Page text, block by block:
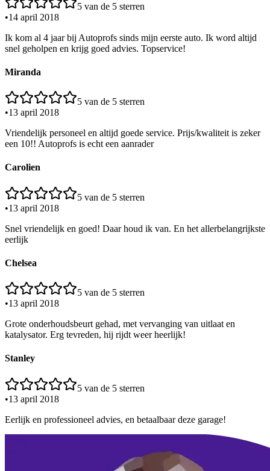
5 van de 5 sterren
•14 april 2018
Ik kom al 4 jaar bij Autoprofs sinds mijn eerste auto. Ik word altijd
snel geholpen en krijg goed advies. Topservice!
Miranda
5 van de 5 sterren
•13 april 2018
Vriendelijk personeel en altijd goede service. Prijs/kwaliteit is zeker
een 10!! Autoprofs is echt een aanrader
Carolien
5 van de 5 sterren
•13 april 2018
Snel vriendelijk en goed! Daar houd ik van. En het allerbelangrijkste
eerlijk
Chelsea
5 van de 5 sterren
•13 april 2018
Grote onderhoudsbeurt gehad, met vervanging van uitlaat en
katalysator. Erg tevreden, hij rijdt weer heerlijk!
Stanley
5 van de 5 sterren
•13 april 2018
Eerlijk en professioneel advies, en betaalbaar deze garage!